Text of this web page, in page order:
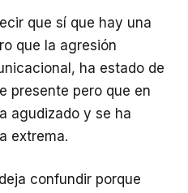
que sí que hay una
que la agresión
ha estado de
presente pero que en
agudizado y se ha
extrema.
confundir porque